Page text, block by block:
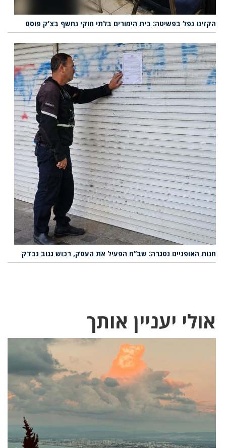
הקזינו נפל בפשיטה: בית הימורים בלתי חוקי נחשף בצ’ק פוסט
חנות האופניים נסגרה: שב”ח הפעיל את העסק, רכוש גנוב נבדק
אולי יעניין אותך